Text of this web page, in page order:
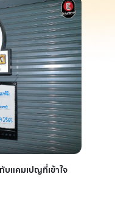
แคมเปญที่เข้าใจ